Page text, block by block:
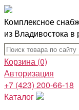
Комплексное
из Владивостока
Корзина (0)
Авторизация
+7 (423) 200-66-18
Каталог